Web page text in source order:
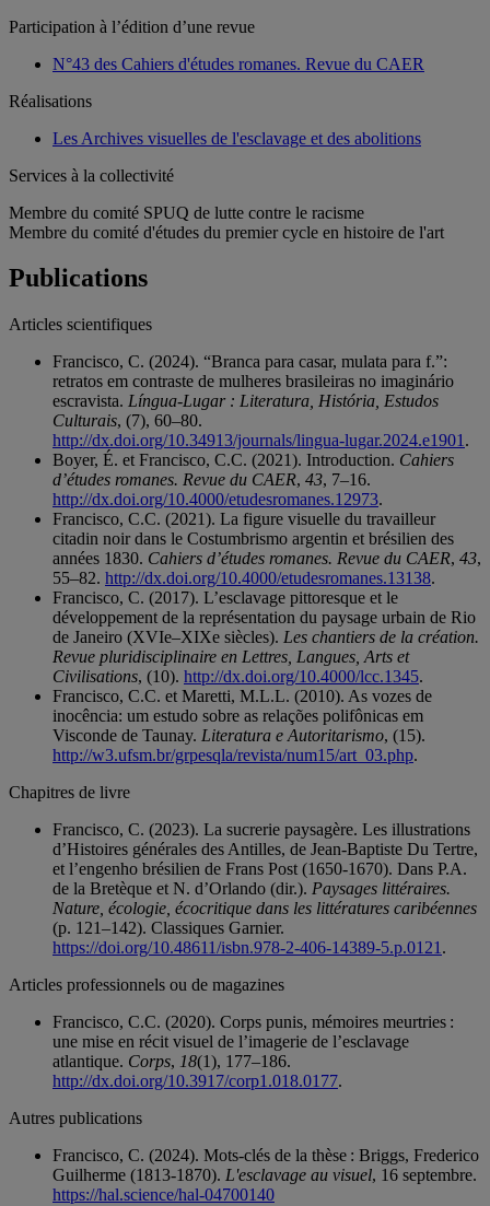
Participation à l’édition d’une revue
N°43 des Cahiers d'études romanes. Revue du CAER
Réalisations
Les Archives visuelles de l'esclavage et des abolitions
Services à la collectivité
Membre du comité SPUQ de lutte contre le racisme
Membre du comité d'études du premier cycle en histoire de l'art
Publications
Articles scientifiques
Francisco, C. (2024). “Branca para casar, mulata para f.”:
retratos em contraste de mulheres brasileiras no imaginário
escravista. Língua-Lugar : Literatura, História, Estudos
Culturais, (7), 60–80.
http://dx.doi.org/10.34913/journals/lingua-lugar.2024.e1901 .
Boyer, É. et Francisco, C.C. (2021). Introduction. Cahiers
d’études romanes. Revue du CAER, 43, 7–16.
http://dx.doi.org/10.4000/etudesromanes.12973.
Francisco, C.C. (2021). La figure visuelle du travailleur
citadin noir dans le Costumbrismo argentin et brésilien des
années 1830. Cahiers d’études romanes. Revue du CAER, 43,
55–82. http://dx.doi.org/10.4000/etudesromanes.13138.
Francisco, C. (2017). L’esclavage pittoresque et le
développement de la représentation du paysage urbain de Rio
de Janeiro (XVIe–XIXe siècles). Les chantiers de la création.
Revue pluridisciplinaire en Lettres, Langues, Arts et
Civilisations, (10). http://dx.doi.org/10.4000/lcc.1345.
Francisco, C.C. et Maretti, M.L.L. (2010). As vozes de
inocência: um estudo sobre as relações polifônicas em
Visconde de Taunay. Literatura e Autoritarismo, (15).
http://w3.ufsm.br/grpesqla/revista/num15/art_03.php.
Chapitres de livre
Francisco, C. (2023). La sucrerie paysagère. Les illustrations
d’Histoires générales des Antilles, de Jean-Baptiste Du Tertre,
et l’engenho brésilien de Frans Post (1650-1670). Dans P.A.
de la Bretèque et N. d’Orlando (dir.). Paysages littéraires.
Nature, écologie, écocritique dans les littératures caribéennes
(p. 121–142). Classiques Garnier.
https://doi.org/10.48611/isbn.978-2-406-14389-5.p.0121 .
Articles professionnels ou de magazines
Francisco, C.C. (2020). Corps punis, mémoires meurtries :
une mise en récit visuel de l’imagerie de l’esclavage
atlantique. Corps, 18(1), 177–186.
http://dx.doi.org/10.3917/corp1.018.0177.
Autres publications
Francisco, C. (2024). Mots-clés de la thèse : Briggs, Frederico
Guilherme (1813-1870). L'esclavage au visuel, 16 septembre.
https://hal.science/hal-04700140